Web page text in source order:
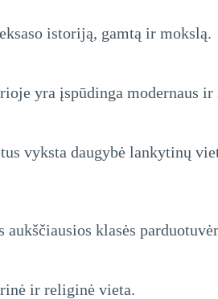
istoriją, gamtą ir mokslą.
yra įspūdinga modernaus
vyksta daugybė lankytinų
klasės
ir religinė vieta.